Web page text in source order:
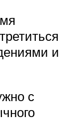
и
с